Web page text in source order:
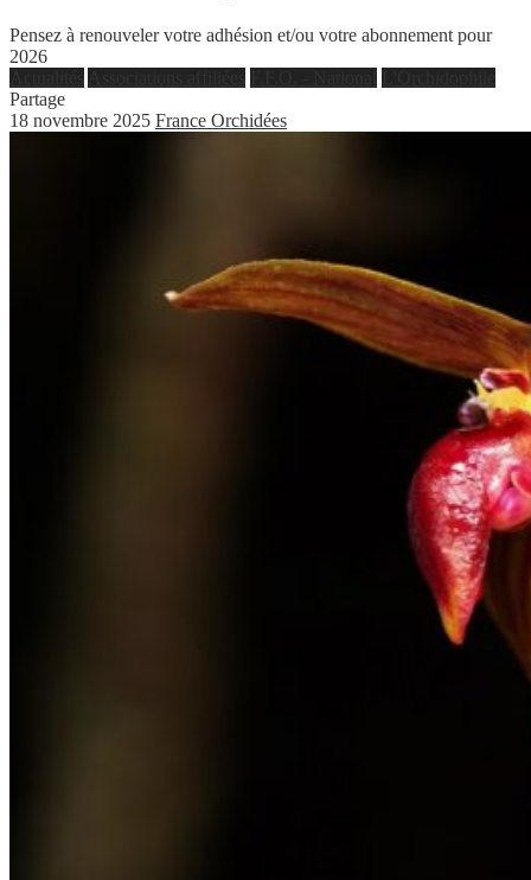
Pensez à renouveler votre adhésion et/ou votre abonnement pour
2026
Partage
18 novembre 2025 France Orchidées